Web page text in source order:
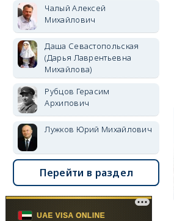
Чалый Алексей
Михайлович
Даша Севастопольская
(Дарья Лаврентьевна
Михайлова)
Рубцов Герасим
Архипович
Лужков Юрий Михайлович
Перейти в раздел